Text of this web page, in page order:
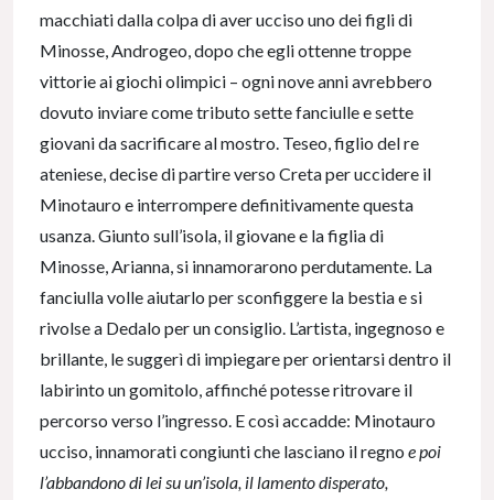
macchiati dalla colpa di aver ucciso uno dei figli di
Minosse, Androgeo, dopo che egli ottenne troppe
vittorie ai giochi olimpici – ogni nove anni avrebbero
dovuto inviare come tributo sette fanciulle e sette
giovani da sacrificare al mostro. Teseo, figlio del re
ateniese, decise di partire verso Creta per uccidere il
Minotauro e interrompere definitivamente questa
usanza. Giunto sull’isola, il giovane e la figlia di
Minosse, Arianna, si innamorarono perdutamente. La
fanciulla volle aiutarlo per sconfiggere la bestia e si
rivolse a Dedalo per un consiglio. L’artista, ingegnoso e
brillante, le suggerì di impiegare per orientarsi dentro il
labirinto un gomitolo, affinché potesse ritrovare il
percorso verso l’ingresso. E così accadde: Minotauro
ucciso, innamorati congiunti che lasciano il regno e poi
l’abbandono di lei su un’isola, il lamento disperato,